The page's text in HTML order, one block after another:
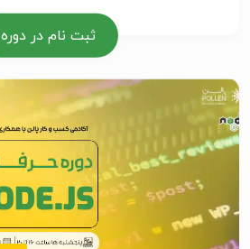
ثبت نام در دوره